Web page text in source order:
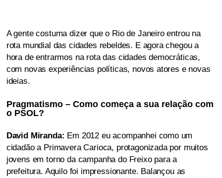
A gente costuma dizer que o Rio de Janeiro entrou na
rota mundial das cidades rebeldes. E agora chegou a
hora de entrarmos na rota das cidades democráticas,
com novas experiências políticas, novos atores e novas
ideias.
Pragmatismo – Como começa a sua relação com
o PSOL?
David Miranda: Em 2012 eu acompanhei como um
cidadão a Primavera Carioca, protagonizada por muitos
jovens em torno da campanha do Freixo para a
prefeitura. Aquilo foi impressionante. Balançou as